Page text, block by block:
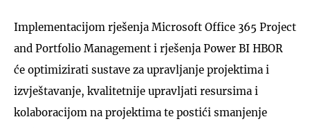
Implementacijom rješenja Microsoft Office 365 Project
and Portfolio Management i rješenja Power BI HBOR
će optimizirati sustave za upravljanje projektima i
izvještavanje, kvalitetnije upravljati resursima i
kolaboracijom na projektima te postići smanjenje